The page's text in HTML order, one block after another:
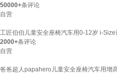
50000+条评论
自营
工匠伯伯儿童安全座椅汽车用0-12岁 i-
2000+条评论
自营
爸爸超人papahero儿童安全座椅汽车用增